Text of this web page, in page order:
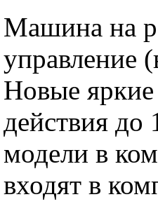
Машина на
управление
Новые
действия до
модели в
входят в